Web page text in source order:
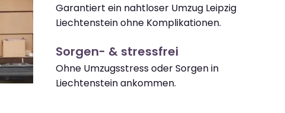
Garantiert ein nahtloser Umzug Leipzig
Liechtenstein ohne Komplikationen.
Sorgen- & stressfrei
Ohne Umzugsstress oder Sorgen in
Liechtenstein ankommen.